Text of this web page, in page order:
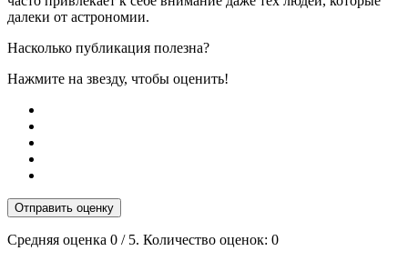
далеки от астрономии.
Насколько публикация полезна?
Нажмите на звезду, чтобы оценить!
Отправить оценку
Средняя оценка 0 / 5. Количество оценок: 0